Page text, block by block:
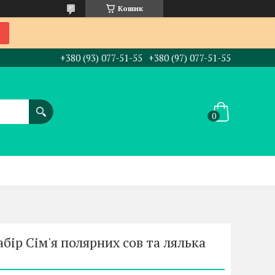
Кошик
+380 (93) 077-51-55 +380 (97) 077-51-55
Сім'я полярних сов та лялька